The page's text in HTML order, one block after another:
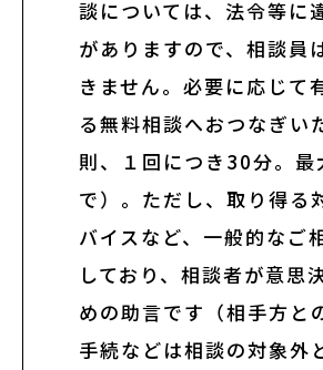
MESSAGE
日本語
English
About ARTNOTO
やさしい日本語
談については、法令等に
がありますので、相談員
きません。必要に応じて
る無料相談へおつなぎい
則、１回につき30分。最
で）。ただし、取り得る
バイスなど、一般的なご
しており、相談者が意思
めの助言です（相手方と
手続などは相談の対象外